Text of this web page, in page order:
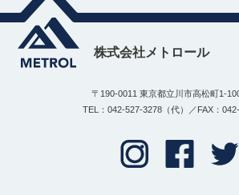
株式会社メトロール
〒190-0011 東京都立川市高松町1-
TEL：042-527-3278（代）／FAX：